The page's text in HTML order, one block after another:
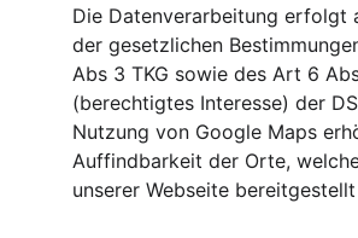
Die Datenverarbeitung erfolgt
der gesetzlichen
Abs 3 TKG sowie des Art 6
(berechtigtes Interesse) der
Nutzung von Google Maps
Auffindbarkeit der Orte,
unserer Webseite